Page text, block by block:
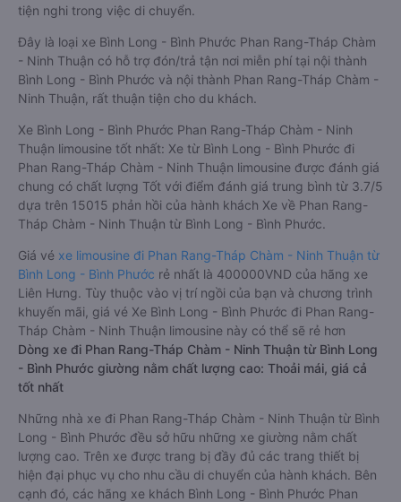
tiện nghi trong việc di chuyển.
Đây là loại xe Bình Long - Bình Phước Phan Rang-Tháp Chàm
- Ninh Thuận có hỗ trợ đón/trả tận nơi miễn phí tại nội thành
Bình Long - Bình Phước và nội thành Phan Rang-Tháp Chàm -
Ninh Thuận, rất thuận tiện cho du khách.
Xe Bình Long - Bình Phước Phan Rang-Tháp Chàm - Ninh
Thuận limousine tốt nhất: Xe từ Bình Long - Bình Phước đi
Phan Rang-Tháp Chàm - Ninh Thuận limousine được đánh giá
chung có chất lượng Tốt với điểm đánh giá trung bình từ 3.7/5
dựa trên 15015 phản hồi của hành khách Xe về Phan Rang-
Tháp Chàm - Ninh Thuận từ Bình Long - Bình Phước.
Giá vé xe limousine đi Phan Rang-Tháp Chàm - Ninh Thuận từ
Bình Long - Bình Phước rẻ nhất là 400000VND của hãng xe
Liên Hưng. Tùy thuộc vào vị trí ngồi của bạn và chương trình
khuyến mãi, giá vé Xe Bình Long - Bình Phước đi Phan Rang-
Tháp Chàm - Ninh Thuận limousine này có thể sẽ rẻ hơn
Dòng xe đi Phan Rang-Tháp Chàm - Ninh Thuận từ Bình Long
- Bình Phước giường nằm chất lượng cao: Thoải mái, giá cả
tốt nhất
Những nhà xe đi Phan Rang-Tháp Chàm - Ninh Thuận từ Bình
Long - Bình Phước đều sở hữu những xe giường nằm chất
lượng cao. Trên xe được trang bị đầy đủ các trang thiết bị
hiện đại phục vụ cho nhu cầu di chuyển của hành khách. Bên
cạnh đó, các hãng xe khách Bình Long - Bình Phước Phan